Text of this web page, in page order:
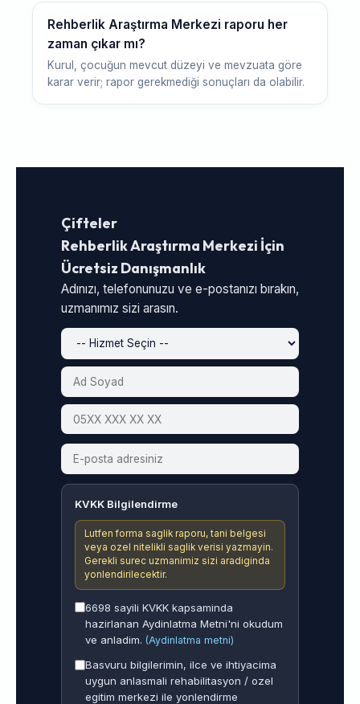
Rehberlik Araştırma Merkezi raporu her
zaman çıkar mı?
Kurul, çocuğun mevcut düzeyi ve mevzuata göre
karar verir; rapor gerekmediği sonuçları da olabilir.
Çifteler
Rehberlik Araştırma Merkezi İçin
Ücretsiz Danışmanlık
Adınızı, telefonunuzu ve e-postanızı bırakın,
uzmanımız sizi arasın.
KVKK Bilgilendirme
Lutfen forma saglik raporu, tani belgesi
veya ozel nitelikli saglik verisi yazmayin.
Gerekli surec uzmanimiz sizi aradiginda
yonlendirilecektir.
6698 sayili KVKK kapsaminda
hazirlanan Aydinlatma Metni'ni okudum
ve anladim. (Aydinlatma metni)
Basvuru bilgilerimin, ilce ve ihtiyacima
uygun anlasmali rehabilitasyon / ozel
egitim merkezi ile yonlendirme